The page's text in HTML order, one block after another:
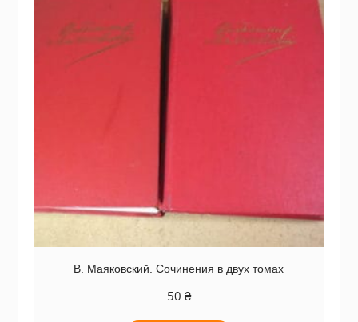
В. Маяковский. Сочинения в двух томах
50 ₴